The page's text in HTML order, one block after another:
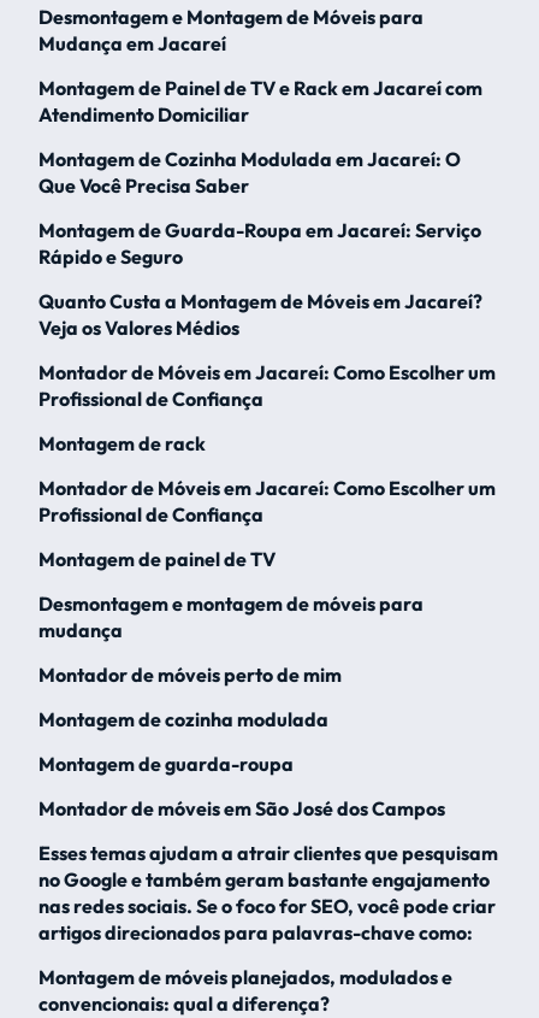
Desmontagem e Montagem de Móveis para
Mudança em Jacareí
Montagem de Painel de TV e Rack em Jacareí com
Atendimento Domiciliar
Montagem de Cozinha Modulada em Jacareí: O
Que Você Precisa Saber
Montagem de Guarda-Roupa em Jacareí: Serviço
Rápido e Seguro
Quanto Custa a Montagem de Móveis em Jacareí?
Veja os Valores Médios
Montador de Móveis em Jacareí: Como Escolher um
Profissional de Confiança
Montagem de rack
Montador de Móveis em Jacareí: Como Escolher um
Profissional de Confiança
Montagem de painel de TV
Desmontagem e montagem de móveis para
mudança
Montador de móveis perto de mim
Montagem de cozinha modulada
Montagem de guarda-roupa
Montador de móveis em São José dos Campos
Esses temas ajudam a atrair clientes que pesquisam
no Google e também geram bastante engajamento
nas redes sociais. Se o foco for SEO, você pode criar
artigos direcionados para palavras-chave como:
Montagem de móveis planejados, modulados e
convencionais: qual a diferença?